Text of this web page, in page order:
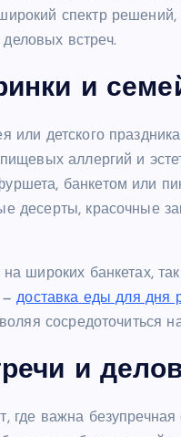
спектр
встреч.
и
или детского
аллергий и
банкетом или
десерты, красочные
широких банкетах,
—доставка еды для дня
сосредоточиться
и
где важна